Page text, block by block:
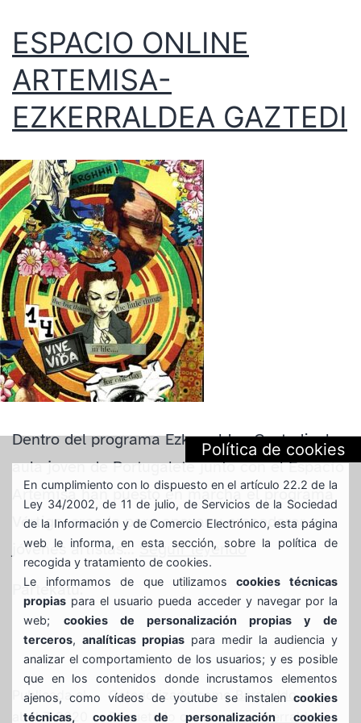
ESPACIO ONLINE
ARTEMISA-
EZKERRALDEA GAZTEDI
Dentro del programa Ezkerraldea Gaztedi, el
aula joven de Portugalete junto con el Espacio
Artemisa han puesto en marcha el programa
Vértigo, creado para apoyar y empoderar a
jóvenes artistas… Seguir leyendoESPACIO
ONLINE
ARTEMISA-
EZKERRALDEA
GAZTEDI
Partekatu:
Publicada el
abril 7, 2020
Categorizado comoBarakaldo
Etiquetado comoarte,ezkerraldea,
Política de cookies
En cumplimiento con lo dispuesto en el artículo 22.2 de la
Ley 34/2002, de 11 de julio, de Servicios de la Sociedad
de la Información y de Comercio Electrónico, esta página
web le informa, en esta sección, sobre la política de
recogida y tratamiento de cookies.
Le informamos de que utilizamoscookies técnicas
propias para el usuario pueda acceder y navegar por la
web; cookies de personalización propias y de
terceros,analíticas propias para medir la audiencia y
analizar el comportamiento de los usuarios; y es posible
que en los contenidos donde incrustamos elementos
ajenos, como vídeos de youtube se instalen cookies
técnicas, cookies de personalización cookies